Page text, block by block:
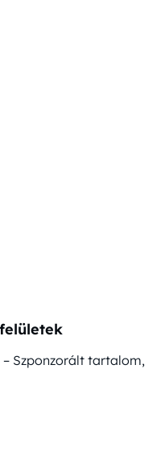
Szponzorált tartalom,